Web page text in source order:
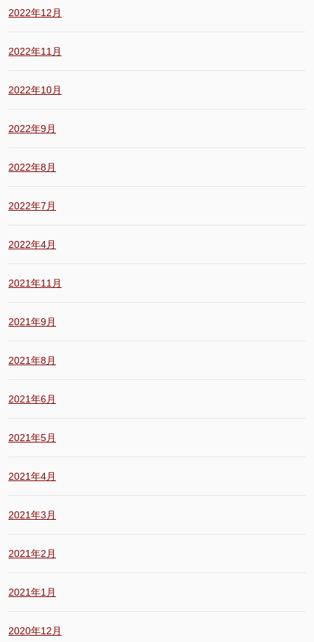
2022年12月
2022年11月
2022年10月
2022年9月
2022年8月
2022年7月
2022年4月
2021年11月
2021年9月
2021年8月
2021年6月
2021年5月
2021年4月
2021年3月
2021年2月
2021年1月
2020年12月